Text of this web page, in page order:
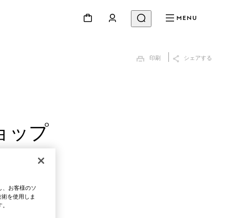
MENU
印刷 シェアする
ップ
、お客様のソ
を使用しま